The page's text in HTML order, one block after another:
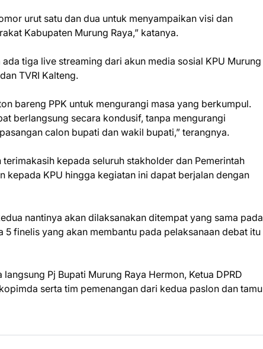
urut satu dan dua untuk menyampaikan visi dan
Kabupaten Murung Raya,” katanya.
tiga live streaming dari akun media sosial KPU Murung
TVRI Kalteng.
bareng PPK untuk mengurangi masa yang berkumpul.
berlangsung secara kondusif, tanpa mengurangi
calon bupati dan wakil bupati,” terangnya.
kepada seluruh stakholder dan Pemerintah
kepada KPU hingga kegiatan ini dapat berjalan dengan
nantinya akan dilaksanakan ditempat yang sama pada
finelis yang akan membantu pada pelaksanaan debat itu
Pj Bupati Murung Raya Hermon, Ketua DPRD
serta tim pemenangan dari kedua paslon dan tamu